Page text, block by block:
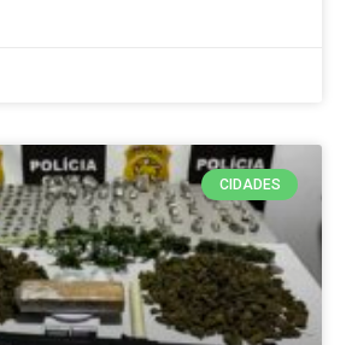
CIDADES